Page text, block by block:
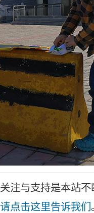
注与支持是本站
请点击这里告诉我们